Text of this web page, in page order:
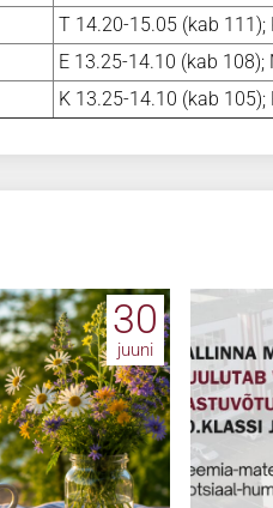
T 14.20-15.05 (kab
E 13.25-14.10 (kab
K 13.25-14.10 (kab
30
juuni